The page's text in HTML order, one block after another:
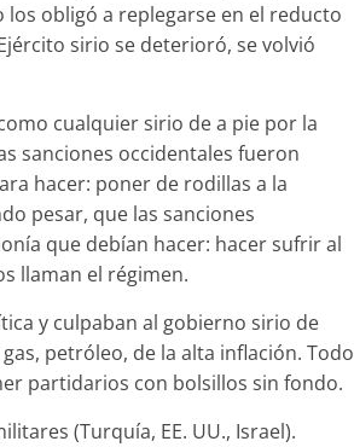
obligó a replegarse en el reducto
sirio se deterioró, se volvió
cualquier sirio de a pie por la
sanciones occidentales fueron
hacer: poner de rodillas a la
pesar, que las sanciones
que debían hacer: hacer sufrir al
llaman el régimen.
y culpaban al gobierno sirio de
petróleo, de la alta inflación. Todo
partidarios con bolsillos sin fondo.
(Turquía, EE. UU., Israel).